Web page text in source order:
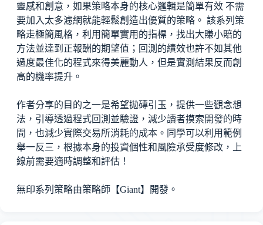
靈感和創意，如果策略本身的核心邏輯是簡單有效 不需
要加入太多濾網就能輕鬆創造出優質的策略。 該系列策
略走極簡風格，利用簡單實用的指標，找出大賺小賠的
方法並達到正報酬的期望值；回測的績效也許不如其他
過度最佳化的程式來得美麗動人，但是實測結果反而創
高的機率提升。
作者分享的目的之一是希望拋磚引玉，提供一些觀念想
法，引導透過程式回測並驗證，減少讀者摸索開發的時
間，也減少實際交易所消耗的成本。同學可以利用範例
舉一反三，根據本身的投資個性和風險承受度修改，上
線前需要適時調整和評估！
無印系列策略由策略師【Giant】開發。